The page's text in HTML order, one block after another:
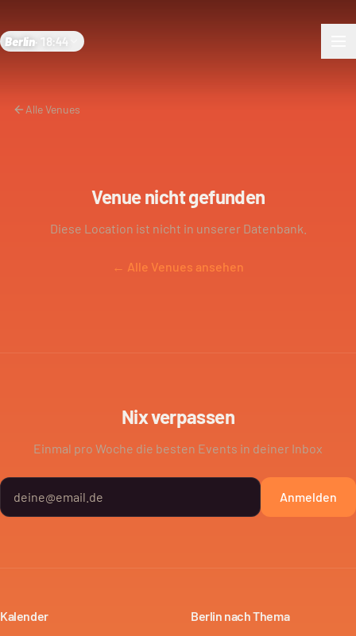
Berlin 18:44
Alle Venues
Venue nicht gefunden
Diese Location ist nicht in unserer Datenbank.
← Alle Venues ansehen
Nix verpassen
Einmal pro Woche die besten Events in deiner Inbox
Anmelden
Kalender Berlin nach Thema